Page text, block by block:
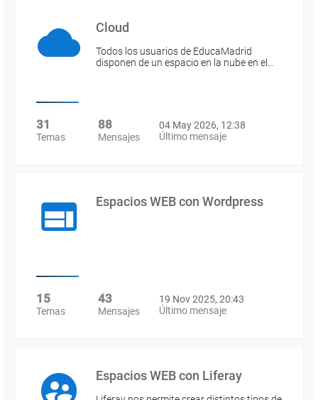
Cloud
Todos los usuarios de EducaMadrid
disponen de un espacio en la nube en el…
31
Temas
88
Mensajes
04 May 2026, 12:38
Último mensaje
Espacios WEB con Wordpress
15
Temas
43
Mensajes
19 Nov 2025, 20:43
Último mensaje
Espacios WEB con Liferay